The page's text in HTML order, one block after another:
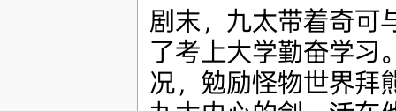
剧末，九太带着奇可
了考上大学勤奋学习
况，勉励怪物世界拜